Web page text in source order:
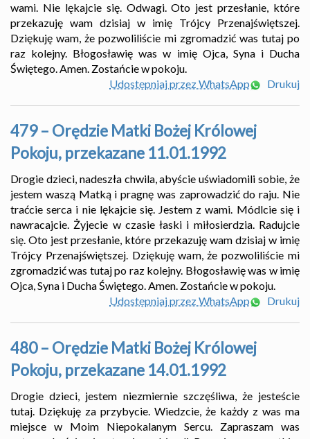
wami. Nie lękajcie się. Odwagi. Oto jest przesłanie, które
przekazuję wam dzisiaj w imię Trójcy Przenajświętszej.
Dziękuję wam, że pozwoliliście mi zgromadzić was tutaj po
raz kolejny. Błogosławię was w imię Ojca, Syna i Ducha
Świętego. Amen. Zostańcie w pokoju.
Udostępniaj przez WhatsApp
Drukuj
479 – Orędzie Matki Bożej Królowej
Pokoju, przekazane 11.01.1992
Drogie dzieci, nadeszła chwila, abyście uświadomili sobie, że
jestem waszą Matką i pragnę was zaprowadzić do raju. Nie
traćcie serca i nie lękajcie się. Jestem z wami. Módlcie się i
nawracajcie. Żyjecie w czasie łaski i miłosierdzia. Radujcie
się. Oto jest przesłanie, które przekazuję wam dzisiaj w imię
Trójcy Przenajświętszej. Dziękuję wam, że pozwoliliście mi
zgromadzić was tutaj po raz kolejny. Błogosławię was w imię
Ojca, Syna i Ducha Świętego. Amen. Zostańcie w pokoju.
Udostępniaj przez WhatsApp
Drukuj
480 – Orędzie Matki Bożej Królowej
Pokoju, przekazane 14.01.1992
Drogie dzieci, jestem niezmiernie szczęśliwa, że jesteście
tutaj. Dziękuję za przybycie. Wiedzcie, że każdy z was ma
miejsce w Moim Niepokalanym Sercu. Zapraszam was